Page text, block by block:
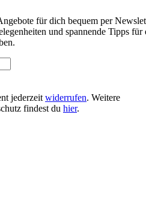
für dich bequem per
und spannende Tipps für
jederzeit widerrufen. Weitere
findest du hier.